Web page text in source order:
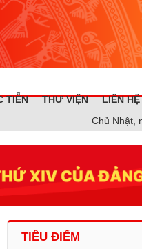
TIỄN THƯ VIỆN
LIÊN HỆ
Chủ Nhật,
TIÊU ĐIỂM